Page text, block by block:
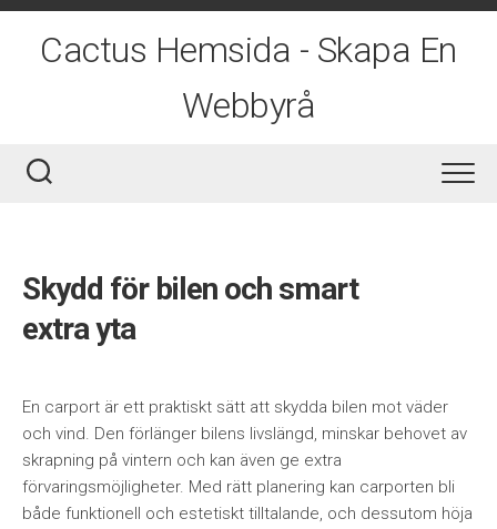
Skip
contentCactus Hemsida - Skapa En
Webbyrå
Skydd för bilen och smart
extra yta
En carport är ett praktiskt sätt att skydda bilen mot väder
och vind. Den förlänger bilens livslängd, minskar behovet av
skrapning på vintern och kan även ge extra
förvaringsmöjligheter. Med rätt planering kan carporten bli
både funktionell och estetiskt tilltalande, och dessutom höja